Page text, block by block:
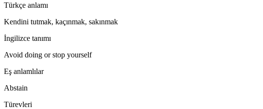
Türkçe anlamı
Kendini tutmak, kaçınmak, sakınmak
İngilizce tanımı
Avoid doing or stop yourself
Eş anlamlılar
Abstain
Türevleri